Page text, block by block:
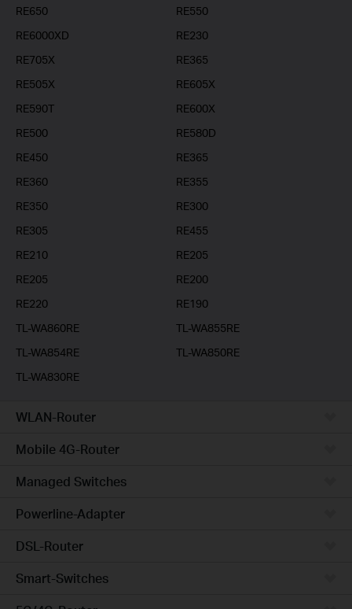
RE650
RE550
RE6000XD
RE230
RE705X
RE365
RE505X
RE605X
RE590T
RE600X
RE500
RE580D
RE450
RE365
RE360
RE355
RE350
RE300
RE305
RE455
RE210
RE205
RE205
RE200
RE220
RE190
TL-WA860RE
TL-WA855RE
TL-WA854RE
TL-WA850RE
TL-WA830RE
WLAN-Router
Mobile 4G-Router
Managed Switches
Powerline-Adapter
DSL-Router
Smart-Switches